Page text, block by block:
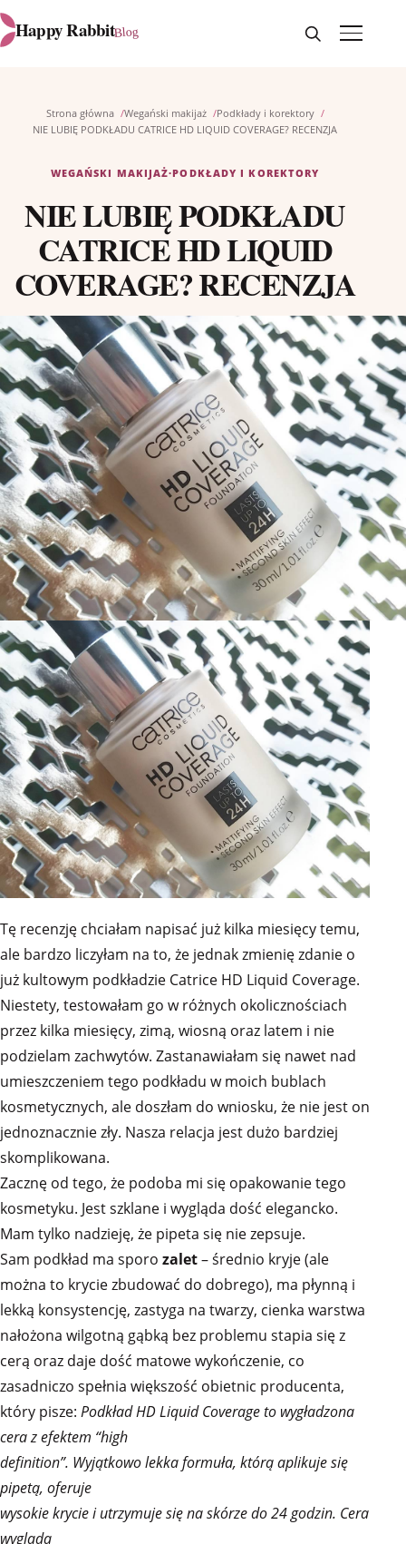
Happy RabbitBlog OtwórzOtwórz
Strona główna Wegański makijaż
Podkłady i korektory
NIE LUBIĘ PODKŁADU CATRICE HD LIQUID COVERAGE? RECENZJA
WEGAŃSKI MAKIJAŻ·PODKŁADY I KOREKTORY
NIE LUBIĘ PODKŁADU
CATRICE HD LIQUID
COVERAGE? RECENZJA
Tę recenzję chciałam napisać już kilka miesięcy temu,
ale bardzo liczyłam na to, że jednak zmienię zdanie o
już kultowym podkładzie Catrice HD Liquid Coverage.
Niestety, testowałam go w różnych okolicznościach
przez kilka miesięcy, zimą, wiosną oraz latem i nie
podzielam zachwytów. Zastanawiałam się nawet nad
umieszczeniem tego podkładu w moich bublach
kosmetycznych, ale doszłam do wniosku, że nie jest on
jednoznacznie zły. Nasza relacja jest dużo bardziej
skomplikowana.
Zacznę od tego, że podoba mi się opakowanie tego
kosmetyku. Jest szklane i wygląda dość elegancko.
Mam tylko nadzieję, że pipeta się nie zepsuje.
Sam podkład ma sporo zalet– średnio kryje (ale
można to krycie zbudować do dobrego), ma płynną i
lekką konsystencję, zastyga na twarzy, cienka warstwa
nałożona wilgotną gąbką bez problemu stapia się z
cerą oraz daje dość matowe wykończenie, co
zasadniczo spełnia większość obietnic producenta,
który pisze: Podkład HD Liquid Coverage to wygładzona
cera z efektem “high
definition”. Wyjątkowo lekka formuła, którą aplikuje się
pipetą, oferuje
wysokie krycie i utrzymuje się na skórze do 24 godzin. Cera
wygląda